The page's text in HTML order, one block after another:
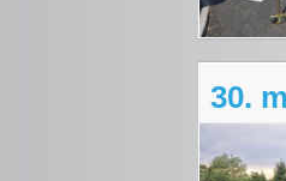
30.